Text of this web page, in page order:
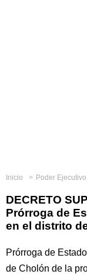
Inicio Poder Ejecutivo
DECRETO
Prórroga de
en el distrito
Prórroga de
de Cholón de la